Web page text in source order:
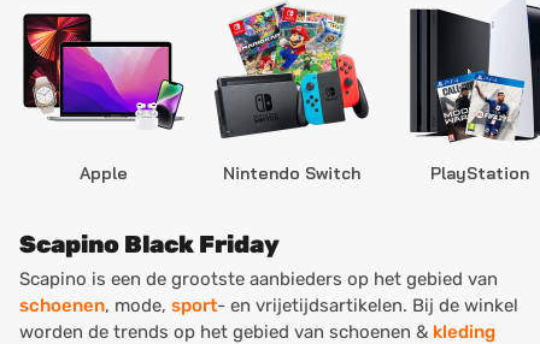
Apple Nintendo Switch PlayStation
Scapino Black Friday
Scapino is een de grootste aanbieders op het gebied van
schoenen, mode, sport- en vrijetijdsartikelen. Bij de winkel
worden de trends op het gebied van schoenen & kleding